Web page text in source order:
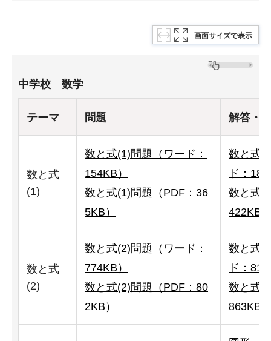
画面サイズで表示
中学校 数学
テーマ 問題 解答・
数と式
(1)
数と式(1)問題（ワード：
154KB）
数と式(1)問題（PDF：36
5KB）
数と式
ド：
数と式
422KB
数と式
(2)
数と式(2)問題（ワード：
774KB）
数と式(2)問題（PDF：80
2KB）
数と式
ド：
数と式
863KB